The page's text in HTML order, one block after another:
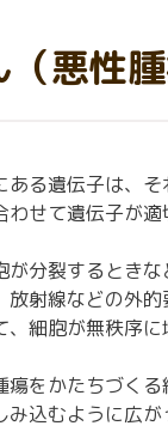
（悪性
ある遺伝子は、
わせて遺伝子が
が分裂するとき
放射線などの外
、細胞が無秩序
瘍をかたちづく
み込むように広